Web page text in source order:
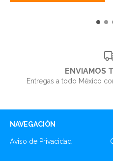
ENVIAMOS
Entregas a todo México
NAVEGACIÓN
Aviso de Privacidad